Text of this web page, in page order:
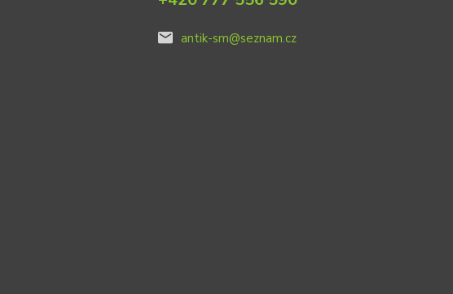
antik-sm@seznam.cz